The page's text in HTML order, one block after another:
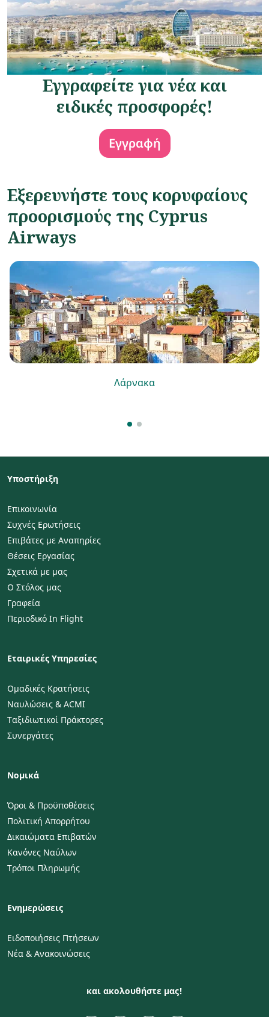
Εγγραφείτε για νέα και
ειδικές προσφορές!
Εγγραφή
Εξερευνήστε τους κορυφαίους
προορισμούς της Cyprus
Airways
Λάρνακα
Υποστήριξη
Επικοινωνία
Συχνές Ερωτήσεις
Επιβάτες με Αναπηρίες
Θέσεις Εργασίας
Σχετικά με μας
Ο Στόλος μας
Γραφεία
Περιοδικό In Flight
Εταιρικές Υπηρεσίες
Ομαδικές Κρατήσεις
Ναυλώσεις & ACMI
Ταξιδιωτικοί Πράκτορες
Συνεργάτες
Νομικά
Όροι & Προϋποθέσεις
Πολιτική Απορρήτου
Δικαιώματα Επιβατών
Κανόνες Ναύλων
Τρόποι Πληρωμής
Ενημερώσεις
Ειδοποιήσεις Πτήσεων
Νέα & Ανακοινώσεις
και ακολουθήστε μας!